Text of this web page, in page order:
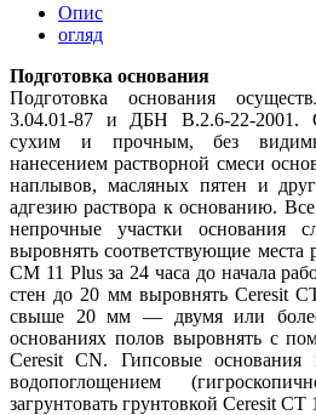
Опис
огляд
Подготовка основания
Подготовка основания
3.04.01-87 и ДБН В.2.6-22-2001.
сухим и прочным, без
нанесением растворной смеси
наплывов, масляных пятен и
адгезию раствора к основанию.
непрочные участки основания
выровнять соответствующие места
СМ 11 Plus за 24 часа до начала
стен до 20 мм выровнять Ceresit
свыше 20 мм — двумя или
основаниях полов выровнять с
Ceresit CN. Гипсовые
водопоглощением
загрунтовать грунтовкой Ceresit CT